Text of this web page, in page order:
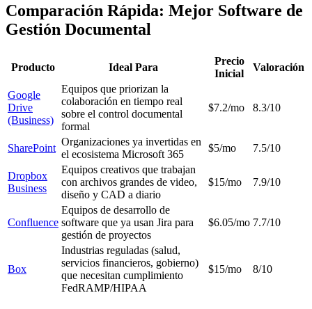
Comparación Rápida: Mejor Software de
Gestión Documental
Producto Ideal Para
Precio
Inicial
Valoración
Google
Drive
(Business)
Equipos que priorizan la
colaboración en tiempo real
sobre el control documental
formal
$7.2/mo 8.3/10
SharePoint
Organizaciones ya invertidas en
el ecosistema Microsoft 365
$5/mo 7.5/10
Dropbox
Business
Equipos creativos que trabajan
con archivos grandes de video,
diseño y CAD a diario
$15/mo 7.9/10
Confluence
Equipos de desarrollo de
software que ya usan Jira para
gestión de proyectos
$6.05/mo 7.7/10
Box
Industrias reguladas (salud,
servicios financieros, gobierno)
que necesitan cumplimiento
FedRAMP/HIPAA
$15/mo 8/10